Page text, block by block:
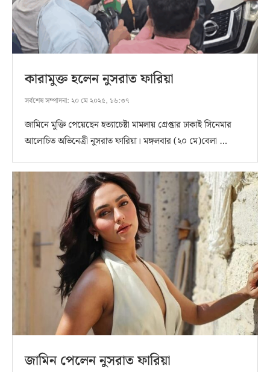
কারামুক্ত হলেন নুসরাত ফারিয়া
সর্বশেষ সম্পাদনা: ২০ মে ২০২৫, ১৬:৩৭
জামিনে মুক্তি পেয়েছেন হত্যাচেষ্টা মামলায় গ্রেপ্তার ঢাকাই সিনেমার
আলোচিত অভিনেত্রী নুসরাত ফারিয়া। মঙ্গলবার (২০ মে)বেলা …
জামিন পেলেন নুসরাত ফারিয়া